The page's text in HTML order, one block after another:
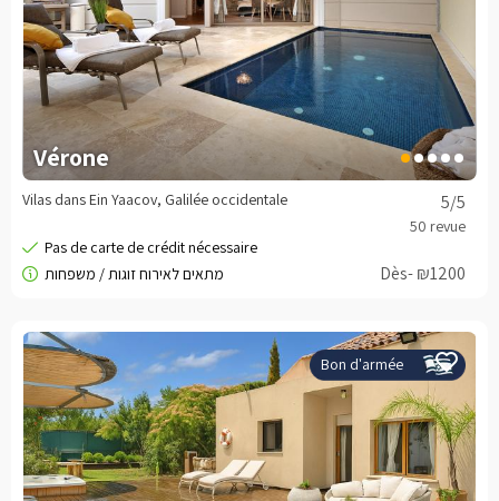
Vérone
5/5
Vilas dans Ein Yaacov, Galilée occidentale
Dès- ₪1200
Bon d'armée